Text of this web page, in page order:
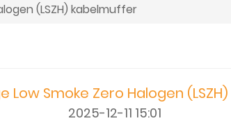
(LSZH) kabelmuffer
Low Smoke Zero Halogen
2025-12-11 15:01